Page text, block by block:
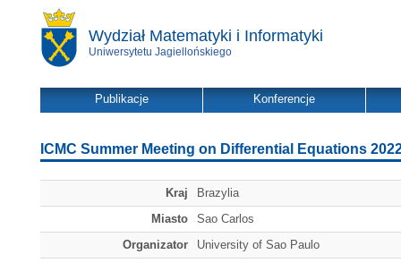
Wydział Matematyki i Informatyki
Uniwersytetu Jagiellońskiego
Publikacje Konferencje
ICMC Summer Meeting on Differential Equations
Kraj
Brazylia
Miasto
Sao Carlos
Organizator
University of Sao Paulo